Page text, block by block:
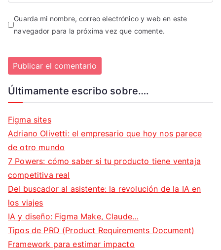
Guarda mi nombre, correo electrónico y web en este
navegador para la próxima vez que comente.
Últimamente escribo sobre….
Figma sites
Adriano Olivetti: el empresario que hoy nos parece
de otro mundo
7 Powers: cómo saber si tu producto tiene ventaja
competitiva real
Del buscador al asistente: la revolución de la IA en
los viajes
IA y diseño: Figma Make, Claude…
Tipos de PRD (Product Requirements Document)
Framework para estimar impacto